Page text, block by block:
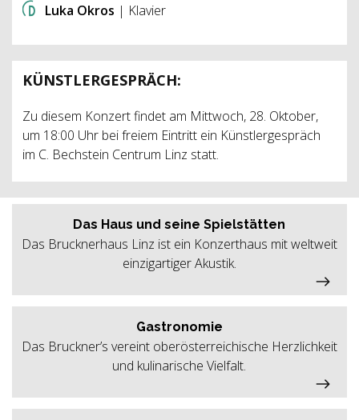
Luka Okros | Klavier
KÜNSTLERGESPRÄCH:
Zu diesem Konzert findet am Mittwoch, 28. Oktober,
um 18:00 Uhr bei freiem Eintritt ein Künstlergespräch
im C. Bechstein Centrum Linz statt.
Das Haus und seine Spielstätten
Das Brucknerhaus Linz ist ein Konzerthaus mit weltweit
einzigartiger Akustik.
Gastronomie
Das Bruckner’s vereint oberösterreichische Herzlichkeit
und kulinarische Vielfalt.